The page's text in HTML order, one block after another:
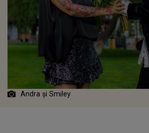
Andra și Smiley